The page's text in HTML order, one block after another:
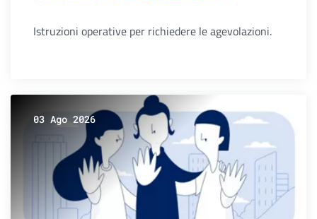
Istruzioni operative per richiedere le agevolazioni.
03 Ago 2026